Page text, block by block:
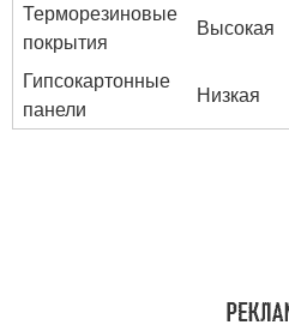
Терморезиновые
покрытия
Высокая
Гипсокартонные
панели
Низкая